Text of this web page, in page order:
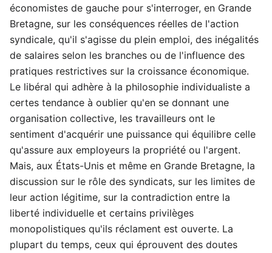
économistes de gauche pour s'interroger, en Grande
Bretagne, sur les conséquences réelles de l'action
syndicale, qu'il s'agisse du plein emploi, des inégalités
de salaires selon les branches ou de l'influence des
pratiques restrictives sur la croissance économique.
Le libéral qui adhère à la philosophie individualiste a
certes tendance à oublier qu'en se donnant une
organisation collective, les travailleurs ont le
sentiment d'acquérir une puissance qui équilibre celle
qu'assure aux employeurs la propriété ou l'argent.
Mais, aux États-Unis et même en Grande Bretagne, la
discussion sur le rôle des syndicats, sur les limites de
leur action légitime, sur la contradiction entre la
liberté individuelle et certains privilèges
monopolistiques qu'ils réclament est ouverte. La
plupart du temps, ceux qui éprouvent des doutes